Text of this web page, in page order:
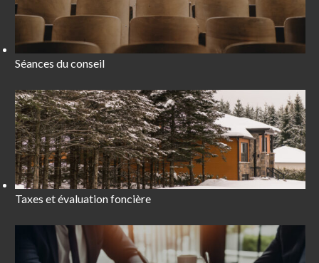
Séances du conseil
Taxes et évaluation foncière